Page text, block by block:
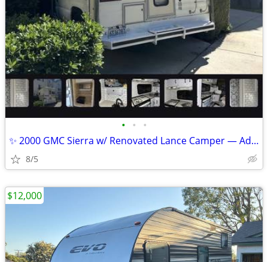
• • •
✨ 2000 GMC Sierra w/ Renovated Lance Camper — Adventure Ready ✨
8/5
$12,000